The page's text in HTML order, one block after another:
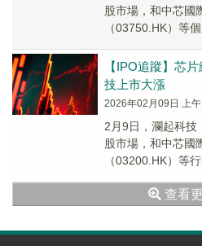
股市場，和中芯國
（03750.HK）等
【IPO追蹤】芯
技上市大漲
2026年02月09日 上
2月9日，瀾起科技
股市場，和中芯國
（03200.HK）等
查看